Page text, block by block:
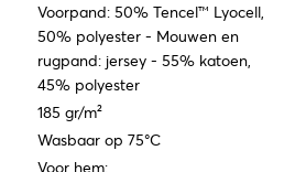
Voorpand: 50% Tencel™ Lyocell,
50% polyester - Mouwen en
rugpand: jersey - 55% katoen,
45% polyester
185 gr/m²
Wasbaar op 75°C
Voor hem: